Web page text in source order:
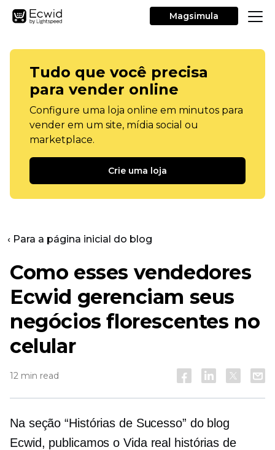
Magsimula
Tudo que você precisa
para vender online
Configure uma loja online em minutos para
vender em um site, mídia social ou
marketplace.
Crie uma loja
‹ Para a página inicial do blog
Como esses vendedores
Ecwid gerenciam seus
negócios florescentes no
celular
12 min read
Na seção “Histórias de Sucesso” do blog
Ecwid, publicamos o Vida real histórias de